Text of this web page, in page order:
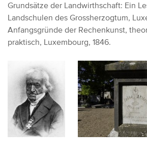
Grundsätze der Landwirthschaft: Ein
Landschulen des Grossherzogtum,
Anfangsgründe der Rechenkunst,
praktisch, Luxembourg, 1846.